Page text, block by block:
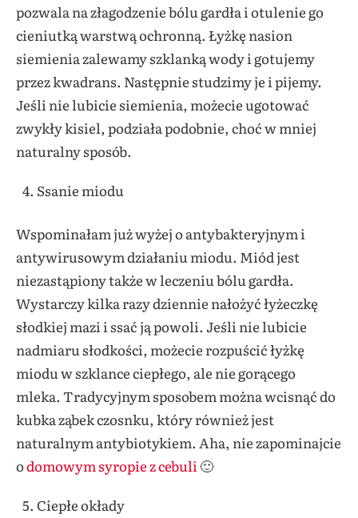
pozwala na złagodzenie bólu gardła i otulenie go
cieniutką warstwą ochronną. Łyżkę nasion
siemienia zalewamy szklanką wody i gotujemy
przez kwadrans. Następnie studzimy je i pijemy.
Jeśli nie lubicie siemienia, możecie ugotować
zwykły kisiel, podziała podobnie, choć w mniej
naturalny sposób.
Ssanie miodu
Wspominałam już wyżej o antybakteryjnym i
antywirusowym działaniu miodu. Miód jest
niezastąpiony także w leczeniu bólu gardła.
Wystarczy kilka razy dziennie nałożyć łyżeczkę
słodkiej mazi i ssać ją powoli. Jeśli nie lubicie
nadmiaru słodkości, możecie rozpuścić łyżkę
miodu w szklance ciepłego, ale nie gorącego
mleka. Tradycyjnym sposobem można wcisnąć do
kubka ząbek czosnku, który również jest
naturalnym antybiotykiem. Aha, nie zapominajcie
odomowym syropie z cebuli🙂
Ciepłe okłady